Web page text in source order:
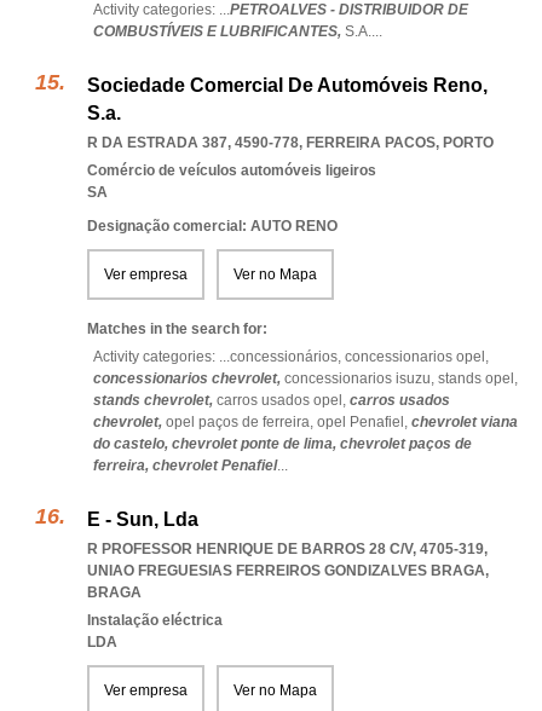
Activity categories: ...PETROALVES - DISTRIBUIDOR DE
COMBUSTÍVEIS E LUBRIFICANTES, S.A....
Sociedade Comercial De Automóveis Reno,
S.a.
R DA ESTRADA 387, 4590-778, FERREIRA PACOS, PORTO
Comércio de veículos automóveis ligeiros
SA
Designação comercial: AUTO RENO
Ver empresa Ver no Mapa
Matches in the search for:
Activity categories: ...concessionários, concessionarios opel,
concessionarios chevrolet, concessionarios isuzu, stands opel,
stands chevrolet, carros usados opel, carros usados
chevrolet, opel paços de ferreira, opel Penafiel, chevrolet viana
do castelo, chevrolet ponte de lima, chevrolet paços de
ferreira, chevrolet Penafiel...
E - Sun, Lda
R PROFESSOR HENRIQUE DE BARROS 28 C/V, 4705-319,
UNIAO FREGUESIAS FERREIROS GONDIZALVES BRAGA,
BRAGA
Instalação eléctrica
LDA
Ver empresa Ver no Mapa